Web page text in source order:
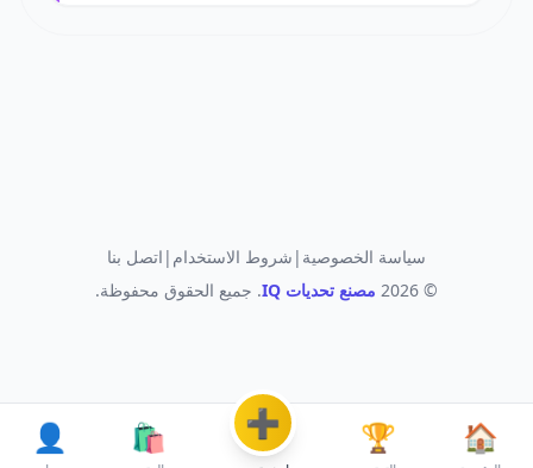
🏠
🏆
➕
🛍️
👤
سياسة الخصوصية | شروط الاستخدام | اتصل بنا
© 2026
مصنع تحديات IQ . جميع الحقوق محفوظة.